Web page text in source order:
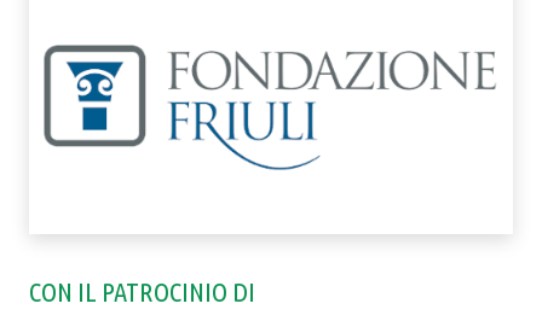
CON IL PATROCINIO DI